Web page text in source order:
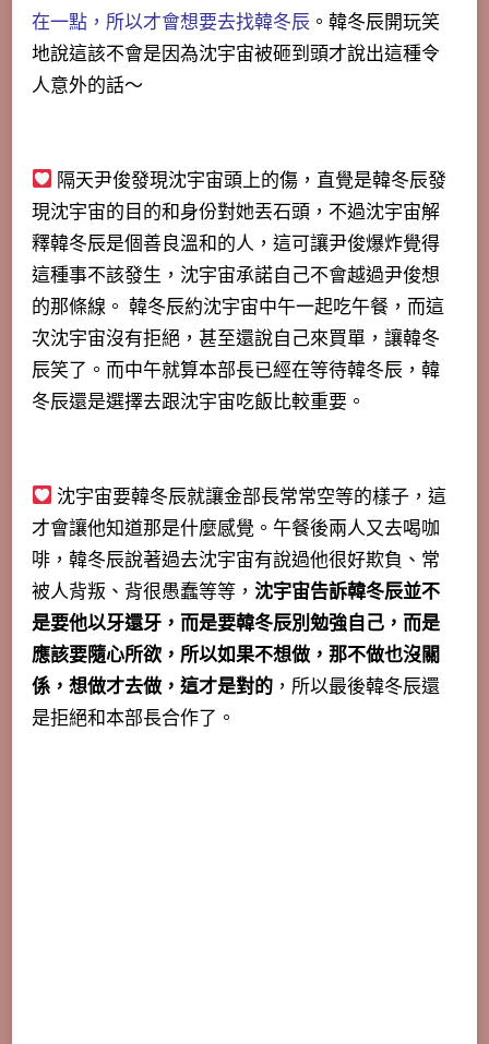
在一點，所以才會想要去找韓冬辰 。韓冬辰開玩笑
地說這該不會是因為沈宇宙被砸到頭才說出這種令
人意外的話～
隔天尹俊發現沈宇宙頭上的傷，直覺是韓冬辰發
現沈宇宙的目的和身份對她丟石頭，不過沈宇宙解
釋韓冬辰是個善良溫和的人，這可讓尹俊爆炸覺得
這種事不該發生，沈宇宙承諾自己不會越過尹俊想
的那條線。 韓冬辰約沈宇宙中午一起吃午餐，而這
次沈宇宙沒有拒絕，甚至還說自己來買單，讓韓冬
辰笑了。而中午就算本部長已經在等待韓冬辰，韓
冬辰還是選擇去跟沈宇宙吃飯比較重要。
沈宇宙要韓冬辰就讓金部長常常空等的樣子，這
才會讓他知道那是什麼感覺。午餐後兩人又去喝咖
啡，韓冬辰說著過去沈宇宙有說過他很好欺負、常
被人背叛、背很愚蠢等等， 沈宇宙告訴韓冬辰並不
是要他以牙還牙，而是要韓冬辰別勉強自己，而是
應該要隨心所欲，所以如果不想做，那不做也沒關
係，想做才去做，這才是對的 ，所以最後韓冬辰還
是拒絕和本部長合作了。